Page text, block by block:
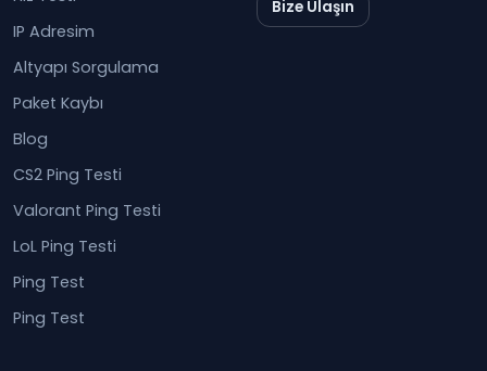
IP Adresim
Altyapı Sorgulama
Paket Kaybı
Blog
CS2 Ping Testi
Valorant Ping Testi
LoL Ping Testi
Ping Test
Ping Test
Bize Ulaşın